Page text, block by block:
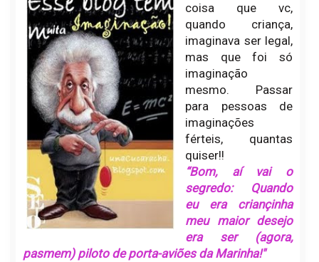
coisa que vc,
quando criança,
imaginava ser legal,
mas que foi só
imaginação
mesmo. Passar
para pessoas de
imaginações
férteis, quantas
quiser!!
“Bom, aí vai o
segredo: Quando
eu era criançinha
meu maior desejo
era ser (agora,
pasmem) piloto de porta-aviões da Marinha!"